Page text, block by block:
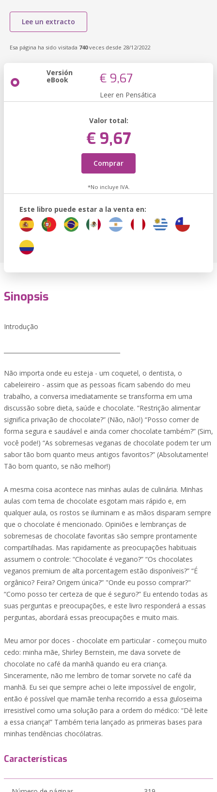
Lee un extracto
Esa página ha sido visitada 740veces desde 28/12/2022
Versión
eBook € 9,67
Leer en Pensática
Valor total:
€ 9,67
Comprar
*No incluye IVA.
Este libro puede estar a la venta en:
Sinopsis
Introdução
Não importa onde eu esteja - um coquetel, o dentista, o
cabeleireiro - assim que as pessoas ficam sabendo do meu
trabalho, a conversa imediatamente se transforma em uma
discussão sobre dieta, saúde e chocolate. “Restrição alimentar
significa privação de chocolate?” (Não, não!) “Posso comer de
forma segura e saudável e ainda comer chocolate também?” (Sim,
você pode!) “As sobremesas veganas de chocolate podem ter um
sabor tão bom quanto meus antigos favoritos?” (Absolutamente!
Tão bom quanto, se não melhor!)
A mesma coisa acontece nas minhas aulas de culinária. Minhas
aulas com tema de chocolate esgotam mais rápido e, em
qualquer aula, os rostos se iluminam e as mãos disparam sempre
que o chocolate é mencionado. Opiniões e lembranças de
sobremesas de chocolate favoritas são sempre prontamente
compartilhadas. Mas rapidamente as preocupações habituais
assumem o controle: “Chocolate é vegano?” “Os chocolates
veganos premium de alta porcentagem estão disponíveis?” “É
orgânico? Feira? Origem única?” "Onde eu posso comprar?"
“Como posso ter certeza de que é seguro?” Eu entendo todas as
suas perguntas e preocupações, e este livro responderá a essas
perguntas, abordará essas preocupações e muito mais.
Meu amor por doces - chocolate em particular - começou muito
cedo: minha mãe, Shirley Bernstein, me dava sorvete de
chocolate no café da manhã quando eu era criança.
Sinceramente, não me lembro de tomar sorvete no café da
manhã. Eu sei que sempre achei o leite impossível de engolir,
então é possível que mamãe tenha recorrido a essa guloseima
irresistível como uma solução para a ordem do médico: “Dê leite
a essa criança!” Também teria lançado as primeiras bases para
minhas tendências chocólatras.
Características